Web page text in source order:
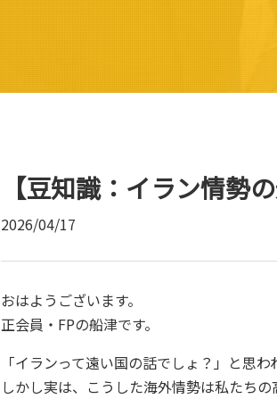
【豆知識：イラン情勢の
2026/04/17
おはようございます。
正会員・FPの船津です。
「イランって遠い国の話でしょ？」と思
しかし実は、こうした海外情勢は私たち